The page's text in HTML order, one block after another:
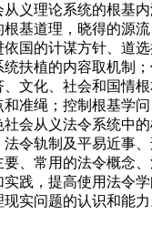
从义理论系统的根基
根基道理，晓得的源流
依国的计谋方针、道
统扶植的内容取机制
、文化、社会和国情
和准绳；控制根基学
社会从义法令系统中
令轨制及平易近事、
要、常用的法令概念
实践，提高使用法令学
实问题的认识和能力